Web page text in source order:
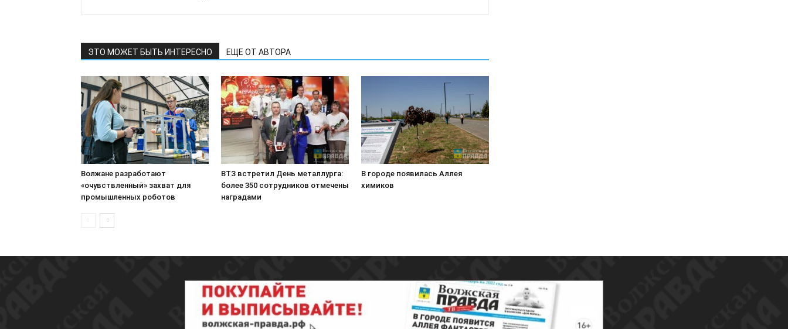
ЭТО МОЖЕТ БЫТЬ ИНТЕРЕСНО ЕЩЕ ОТ АВТОРА
Волжане разработают
«очувствленный» захват для
промышленных роботов
ВТЗ встретил День металлурга:
более 350 сотрудников отмечены
наградами
В городе появилась Аллея
химиков